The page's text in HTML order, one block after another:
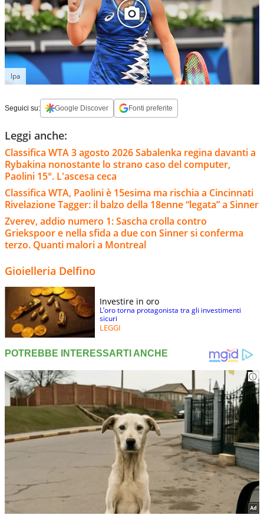
Ipa
Seguici su: Google Discover Fonti preferite
Leggi anche:
Classifica WTA 3 agosto 2026 Sabalenka regina davanti a
Rybakina nonostante lo strano caso del computer,
Paolini 15°. L'ascesa ceca
Classifica WTA, Paolini è 15esima ma rischia a Cincinnati
Rivelazione Tagger: il balzo della 18enne “legata” a Sinner
Zverev, addio numero 1: Sascha crolla contro
Griekspoor e nella sfida a due con Sinner si conferma
terzo. Quanti malori a Montreal
Gioielleria Delfino
Investire in oro
L’oro torna protagonista tra gli investimenti
sicuri
LEGGI